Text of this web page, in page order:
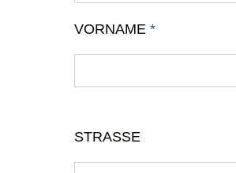
VORNAME *
STRASSE